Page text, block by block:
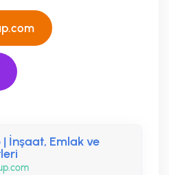
İnşaat, Emlak ve